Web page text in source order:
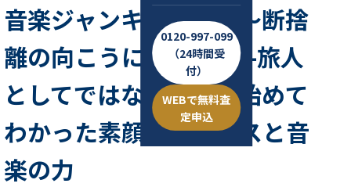
0120-997-099
（24時間受
付）
WEBで無料査
定申込
音楽ジャンキー酔狂伝〜断捨
離の向こうに〜第39話 -旅人
としてではなく生活し始めて
わかった素顔のイギリスと音
楽の力